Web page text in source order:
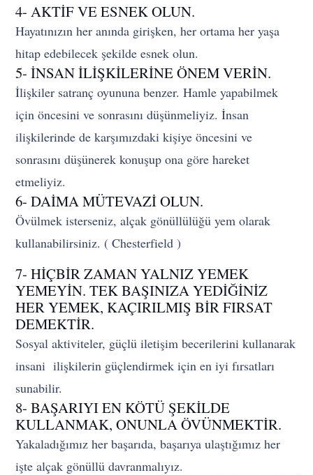
4- AKTİF VE ESNEK OLUN.
Hayatınızın her anında girişken, her ortama her yaşa
hitap edebilecek şekilde esnek olun.
5- İNSAN İLİŞKİLERİNE ÖNEM VERİN.
İlişkiler satranç oyununa benzer. Hamle yapabilmek
için öncesini ve sonrasını düşünmeliyiz. İnsan
ilişkilerinde de karşımızdaki kişiye öncesini ve
sonrasını düşünerek konuşup ona göre hareket
etmeliyiz.
6- DAİMA MÜTEVAZİ OLUN.
Övülmek isterseniz, alçak gönüllülüğü yem olarak
kullanabilirsiniz. ( Chesterfield )
7- HİÇBİR ZAMAN YALNIZ YEMEK
YEMEYİN. TEK BAŞINIZA YEDİĞİNİZ
HER YEMEK, KAÇIRILMIŞ BİR FIRSAT
DEMEKTİR.
Sosyal aktiviteler, güçlü iletişim becerilerini kullanarak
insani ilişkilerin güçlendirmek için en iyi fırsatları
sunabilir.
8- BAŞARIYI EN KÖTÜ ŞEKİLDE
KULLANMAK, ONUNLA ÖVÜNMEKTİR.
Yakaladığımız her başarıda, başarıya ulaştığımız her
işte alçak gönüllü davranmalıyız.